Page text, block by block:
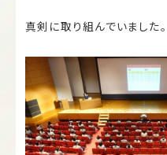
真剣に取り組んでいました。